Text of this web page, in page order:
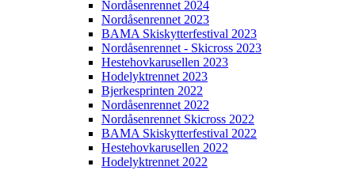
Nordåsenrennet 2024
Nordåsenrennet 2023
BAMA Skiskytterfestival 2023
Nordåsenrennet - Skicross 2023
Hestehovkarusellen 2023
Hodelyktrennet 2023
Bjerkesprinten 2022
Nordåsenrennet 2022
Nordåsenrennet Skicross 2022
BAMA Skiskytterfestival 2022
Hestehovkarusellen 2022
Hodelyktrennet 2022